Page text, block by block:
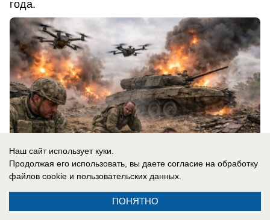
года.
07.08.2026 0
Наш сайт использует куки.
Продолжая его использовать, вы даете согласие на обработку
файлов cookie и пользовательских данных.
ПОНЯТНО